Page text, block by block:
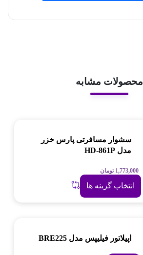
محصولات مشابه
سشوار مسافرتی پارس خزر
مدل HD-861P
1,773,000 تومان
انتخاب گزینه ها
اپیلاتور فیلیپس مدل BRE225